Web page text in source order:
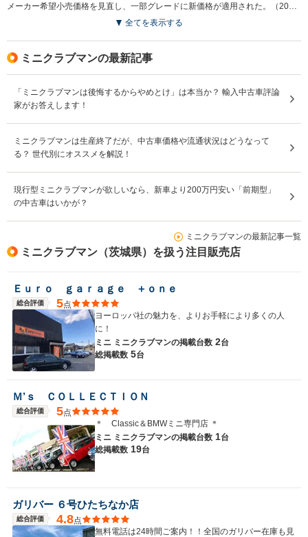
メーカー希望小売価格を見直し、一部グレードに新価格が適用された。（2022.6）
全てを表示する
ミニクラブマンの最新記事
「ミニクラブマンは後悔するからやめとけ」は本当か？ 輸入中古車評論
家がお答えします！
ミニクラブマンは生産終了だが、中古車価格や流通状況はどうなって
る？ 世代別にオススメを解説！
現行型ミニクラブマンが欲しいなら、新車より200万円安い「前期型」
の中古車はいかが？
ミニクラブマンの最新記事一覧
ミニクラブマン（茨城県）を扱う注目販売店
Ｅｕｒｏ ｇａｒａｇｅ ＋ｏｎｅ
総合評価 5点
ヨーロッパ社の魅力を、よりお手軽により多くの人
に！
ミニ ミニクラブマンの掲載台数 2台
総掲載数 5台
Ｍ’ｓ ＣＯＬＬＥＣＴＩＯＮ
総合評価 5点
＊ Classic＆BMWミニ専門店 ＊
ミニ ミニクラブマンの掲載台数 1台
総掲載数 19台
ガリバー ６号ひたちなか店
総合評価 4.8点
無料電話は24時間ご案内！！全国のガリバー在庫も見